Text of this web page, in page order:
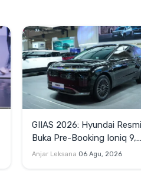
GIIAS 2026: Hyundai Resmi
Buka Pre-Booking Ioniq 9,
Harga Mulai Rp1,49 Miliar
Anjar Leksana 06 Agu, 2026